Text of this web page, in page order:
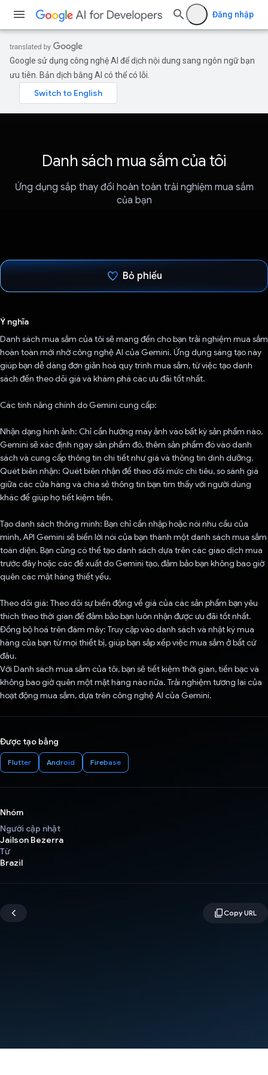
Đăng nhập
Google sử dụng công nghệ AI để dịch nội dung sang ngôn ngữ bạn
ưu tiên. Bản dịch bằng AI có thể có lỗi.
Danh sách mua sắm của tôi
Ứng dụng sắp thay đổi hoàn toàn trải nghiệm mua sắm
của bạn
Bỏ phiếu
Ý nghĩa
Danh sách mua sắm của tôi sẽ mang đến cho bạn trải nghiệm mua sắm
hoàn toàn mới nhờ công nghệ AI của Gemini. Ứng dụng sáng tạo này
giúp bạn dễ dàng đơn giản hoá quy trình mua sắm, từ việc tạo danh
sách đến theo dõi giá và khám phá các ưu đãi tốt nhất.
Các tính năng chính do Gemini cung cấp:
Nhận dạng hình ảnh: Chỉ cần hướng máy ảnh vào bất kỳ sản phẩm nào,
Gemini sẽ xác định ngay sản phẩm đó, thêm sản phẩm đó vào danh
sách và cung cấp thông tin chi tiết như giá và thông tin dinh dưỡng.
Quét biên nhận: Quét biên nhận để theo dõi mức chi tiêu, so sánh giá
giữa các cửa hàng và chia sẻ thông tin bạn tìm thấy với người dùng
khác để giúp họ tiết kiệm tiền.
Tạo danh sách thông minh: Bạn chỉ cần nhập hoặc nói nhu cầu của
mình, API Gemini sẽ biến lời nói của bạn thành một danh sách mua sắm
toàn diện. Bạn cũng có thể tạo danh sách dựa trên các giao dịch mua
trước đây hoặc các đề xuất do Gemini tạo, đảm bảo bạn không bao giờ
quên các mặt hàng thiết yếu.
Theo dõi giá: Theo dõi sự biến động về giá của các sản phẩm bạn yêu
thích theo thời gian để đảm bảo bạn luôn nhận được ưu đãi tốt nhất.
Đồng bộ hoá trên đám mây: Truy cập vào danh sách và nhật ký mua
hàng của bạn từ mọi thiết bị, giúp bạn sắp xếp việc mua sắm ở bất cứ
đâu.
Với Danh sách mua sắm của tôi, bạn sẽ tiết kiệm thời gian, tiền bạc và
không bao giờ quên một mặt hàng nào nữa. Trải nghiệm tương lai của
hoạt động mua sắm, dựa trên công nghệ AI của Gemini.
Được tạo bằng
Flutter Android Firebase
Nhóm
Người cập nhật
Jailson Bezerra
Từ
Brazil